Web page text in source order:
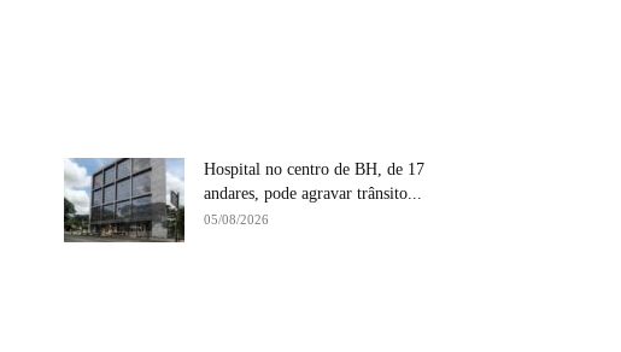
Hospital no centro de BH, de 17
andares, pode agravar trânsito...
05/08/2026